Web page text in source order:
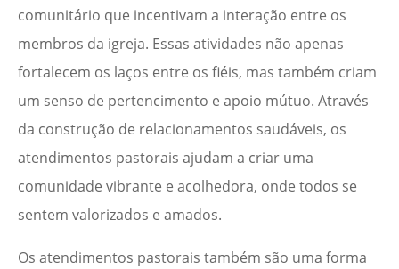
comunitário que incentivam a interação entre os
membros da igreja. Essas atividades não apenas
fortalecem os laços entre os fiéis, mas também criam
um senso de pertencimento e apoio mútuo. Através
da construção de relacionamentos saudáveis, os
atendimentos pastorais ajudam a criar uma
comunidade vibrante e acolhedora, onde todos se
sentem valorizados e amados.
Os atendimentos pastorais também são uma forma